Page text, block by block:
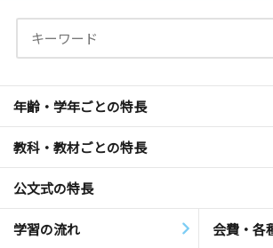
年齢・学年ごとの特長
教科・教材ごとの特長
公文式の特長
学習の流れ 会費・各